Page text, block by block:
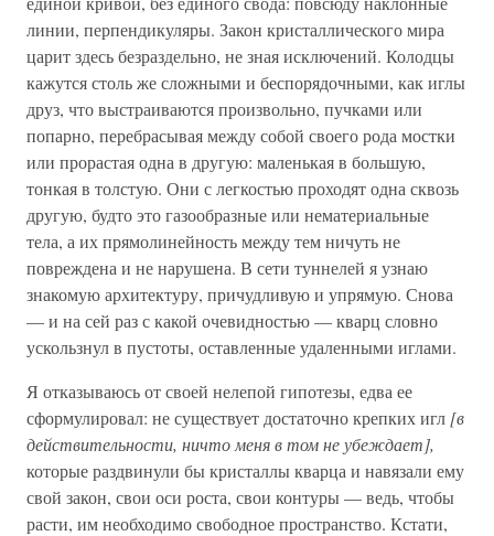
линии, перпендикуляры. Закон кристаллического мира
царит здесь безраздельно, не зная исключений. Колодцы
кажутся столь же сложными и беспорядочными, как иглы
друз, что выстраиваются произвольно, пучками или
попарно, перебрасывая между собой своего рода мостки
или прорастая одна в другую: маленькая в большую,
тонкая в толстую. Они с легкостью проходят одна сквозь
другую, будто это газообразные или нематериальные
тела, а их прямолинейность между тем ничуть не
повреждена и не нарушена. В сети туннелей я узнаю
знакомую архитектуру, причудливую и упрямую. Снова
— и на сей раз с какой очевидностью — кварц словно
ускользнул в пустоты, оставленные удаленными иглами.
Я отказываюсь от своей нелепой гипотезы, едва ее
сформулировал: не существует достаточно крепких игл [в
действительности, ничто меня в том не убеждает],
которые раздвинули бы кристаллы кварца и навязали ему
свой закон, свои оси роста, свои контуры — ведь, чтобы
расти, им необходимо свободное пространство. Кстати,